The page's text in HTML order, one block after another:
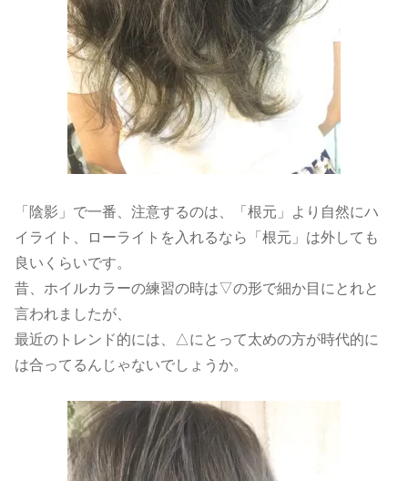
「陰影」で一番、注意するのは、「根元」より自然にハ
イライト、ローライトを入れるなら「根元」は外しても
良いくらいです。
昔、ホイルカラーの練習の時は▽の形で細か目にとれと
言われましたが、
最近のトレンド的には、△にとって太めの方が時代的に
は合ってるんじゃないでしょうか。